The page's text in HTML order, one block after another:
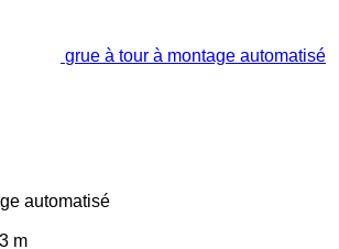
grue à tour à montage automatisé
automatisé
m